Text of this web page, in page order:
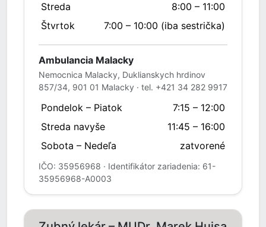
Streda
8:00 – 11:00
Štvrtok
7:00 – 10:00 (iba sestrička)
Ambulancia Malacky
Nemocnica Malacky, Duklianskych hrdinov
857/34, 901 01 Malacky · tel. +421 34 282 9917
Pondelok – Piatok
7:15 – 12:00
Streda navyše
11:45 – 16:00
Sobota – Nedeľa
zatvorené
IČO: 35956968 · Identifikátor zariadenia: 61-
35956968-A0003